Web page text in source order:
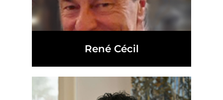
René Cécil